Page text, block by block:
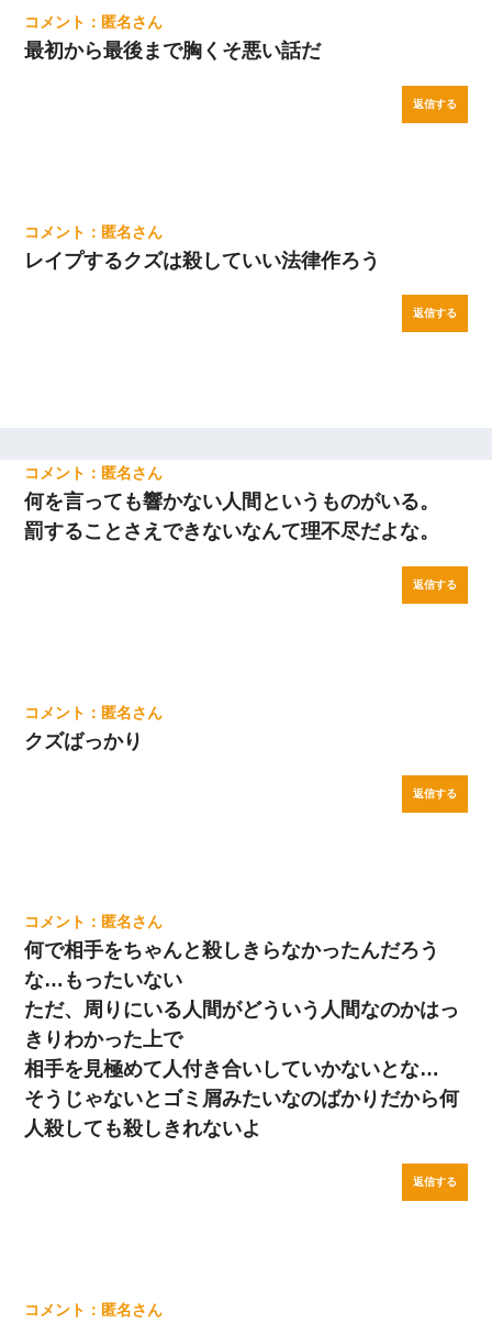
匿名
最初から最後まで胸くそ悪い話だ
返信する
匿名
レイプするクズは殺していい法律作ろう
返信する
匿名
何を言っても響かない人間というものがいる。
罰することさえできないなんて理不尽だよな。
返信する
匿名
クズばっかり
返信する
匿名
何で相手をちゃんと殺しきらなかったんだろう
な…もったいない
ただ、周りにいる人間がどういう人間なのかはっ
きりわかった上で
相手を見極めて人付き合いしていかないとな…
そうじゃないとゴミ屑みたいなのばかりだから何
人殺しても殺しきれないよ
返信する
匿名